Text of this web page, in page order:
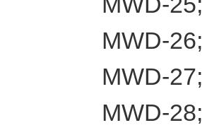
MWD-
MWD-
MWD-